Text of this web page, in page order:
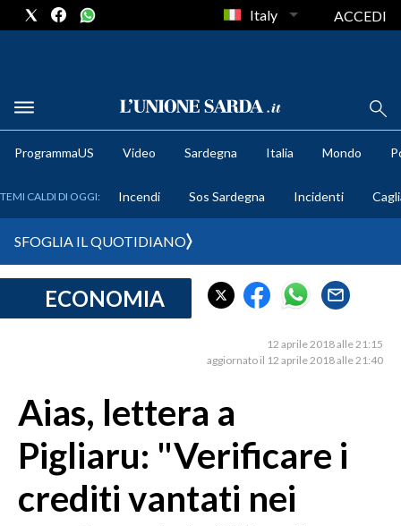
METEO
CRONACA SARDEGNA
MEDIO CAMPIDANO
ORISTANO E PROVINCIA
SASSARI E PROVINCIA
NUORO E PROVINCIA
Italy ACCEDI
ProgrammaUS Video Sardegna Italia Mondo
TEMI CALDI DI OGGI: Incendi Sos Sardegna Incidenti
SFOGLIA IL QUOTIDIANO
ECONOMIA
12 aprile 2018 alle 21:15
aggiornato il 12 aprile 2018 alle 21:40
Aias, lettera a
Pigliaru: "Verificare i
crediti vantati nei